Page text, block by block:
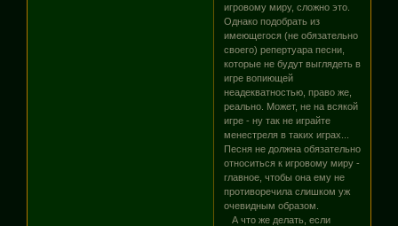
игровому миру, сложно это.
Однако подобрать из
имеющегося (не обязательно
своего) репертуара песни,
которые не будут выглядеть в
игре вопиющей
неадекватностью, право же,
реально. Может, не на всякой
игре - ну так не играйте
менестреля в таких играх...
Песня не должна обязательно
относиться к игровому миру -
главное, чтобы она ему не
противоречила слишком уж
очевидным образом.
А что же делать, если